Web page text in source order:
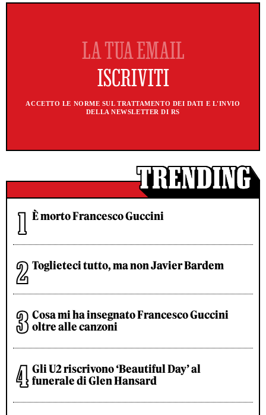
ACCETTO LE NORME SUL TRATTAMENTO DEI DATI E L'INVIO
DELLA NEWSLETTER DI RS
È morto Francesco Guccini
Toglieteci tutto, ma non Javier Bardem
Cosa mi ha insegnato Francesco Guccini
oltre alle canzoni
Gli U2 riscrivono ‘Beautiful Day’ al
funerale di Glen Hansard